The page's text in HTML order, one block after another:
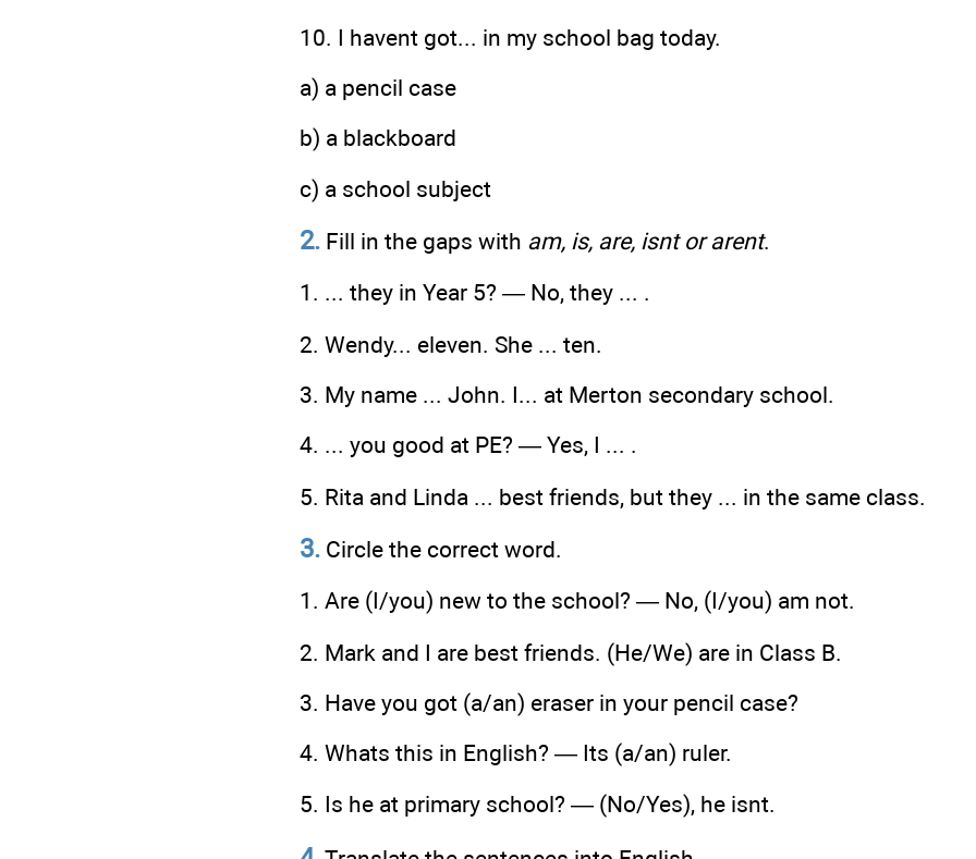
10. I havent got... in my school bag today.
a) a pencil case
b) a blackboard
c) a school subject
2. Fill in the gaps with am, is, are, isnt or arent.
1. ... they in Year 5? — No, they ... .
2. Wendy... eleven. She ... ten.
3. My name ... John. I... at Merton secondary school.
4. ... you good at PE? — Yes, I ... .
5. Rita and Linda ... best friends, but they ... in the same class.
3. Circle the correct word.
1. Are (I/you) new to the school? — No, (I/you) am not.
2. Mark and I are best friends. (He/We) are in Class B.
3. Have you got (a/an) eraser in your pencil case?
4. Whats this in English? — Its (а/an) ruler.
5. Is he at primary school? — (No/Yes), he isnt.